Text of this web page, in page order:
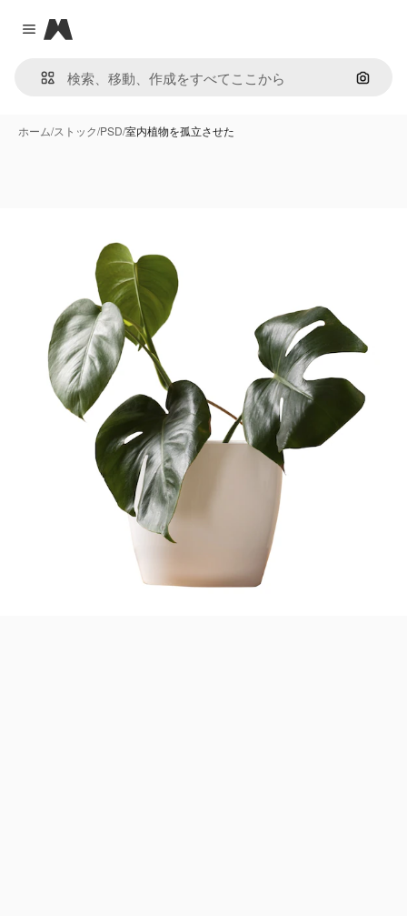
Close menu
Magnific
画像で
ホーム/ストック/PSD/室内植物を孤立させた